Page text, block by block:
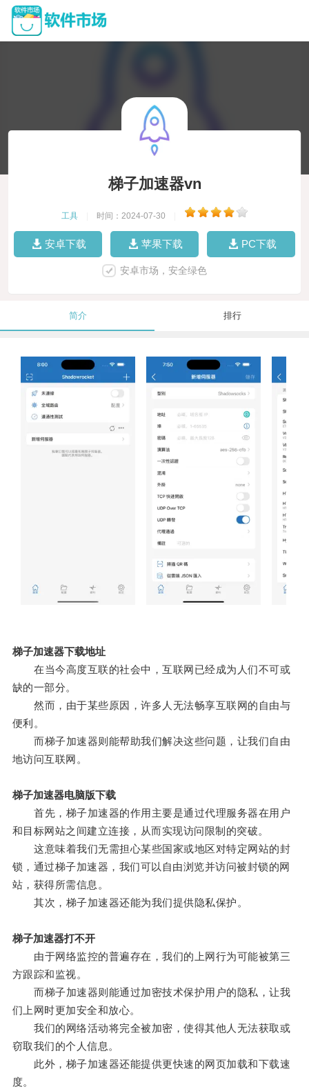
梯子加速器vn
工具 时间：2024-07-30
安卓下载 苹果下载 PC下载
安卓市场，安全绿色
简介 排行
梯子加速器下载地址
在当今高度互联的社会中，互联网已经成为人们不可或
缺的一部分。
然而，由于某些原因，许多人无法畅享互联网的自由与
便利。
而梯子加速器则能帮助我们解决这些问题，让我们自由
地访问互联网。
梯子加速器电脑版下载
首先，梯子加速器的作用主要是通过代理服务器在用户
和目标网站之间建立连接，从而实现访问限制的突破。
这意味着我们无需担心某些国家或地区对特定网站的封
锁，通过梯子加速器，我们可以自由浏览并访问被封锁的网
站，获得所需信息。
其次，梯子加速器还能为我们提供隐私保护。
梯子加速器打不开
由于网络监控的普遍存在，我们的上网行为可能被第三
方跟踪和监视。
而梯子加速器则能通过加密技术保护用户的隐私，让我
们上网时更加安全和放心。
我们的网络活动将完全被加密，使得其他人无法获取或
窃取我们的个人信息。
此外，梯子加速器还能提供更快速的网页加载和下载速
度。